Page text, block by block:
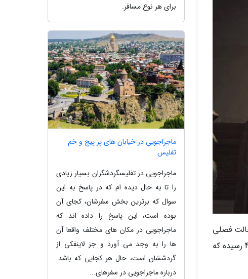
حالت فصلی
را برای آن در نظر گرفته و محتوای اضافه را در این قالب برای دیابلو 4 عرضه کند. حال نوبت به فصل 5 بازی دیابلو 4 رسیده که
برای هر نوع مسافر.
ماجراجویی در خیابان های پر پیچ و خم
تفلیس
ماجراجویی در تفلیسگردشگران بسیار زیادی
را تا به حال دیده ام که در پاسخ به این
سوال که برترین بخش سفرشان، کجای آن
بوده است، این پاسخ را داده اند که
ماجراجویی در مکان های مختلف واقعا آن
ها را به وجد می آورد و جز لاینفکی از
گردششان است، حال هر کجایی که باشد.
درباره ماجراجویی در سفرهای...